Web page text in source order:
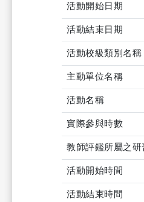
活動開始日期
活動結束日期
活動校級類別名稱
主動單位名稱
活動名稱
實際參與時數
教師評鑑所屬之研
活動開始時間
活動結束時間